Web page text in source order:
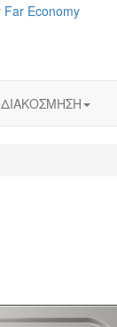
ΔΙΑΚΟΣΜΗΣΗ